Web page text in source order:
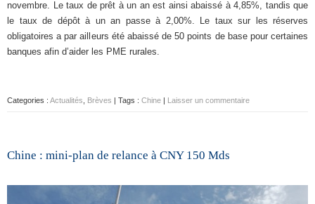
novembre. Le taux de prêt à un an est ainsi abaissé à 4,85%, tandis que
le taux de dépôt à un an passe à 2,00%. Le taux sur les réserves
obligatoires a par ailleurs été abaissé de 50 points de base pour certaines
banques afin d’aider les PME rurales.
Categories : Actualités Brèves | Tags : Chine | Laisser un commentaire
Chine : mini-plan de relance à CNY 150 Mds